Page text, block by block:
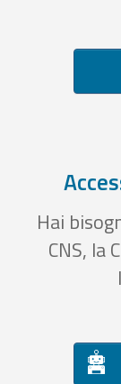
Hai
CNS, la